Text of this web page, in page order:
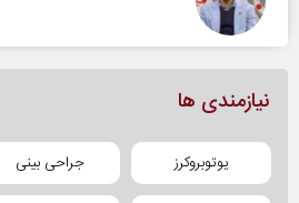
نیازمندی ها
یوتوبروکرز جراحی بینی